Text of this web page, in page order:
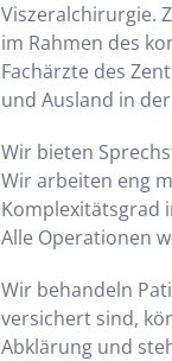
Viszeralchirurgie.
im Rahmen des
Fachärzte des
und Ausland in
Wir bieten
Wir arbeiten eng
Komplexitätsgrad
Alle Operationen
Wir behandeln
versichert sind,
Abklärung und